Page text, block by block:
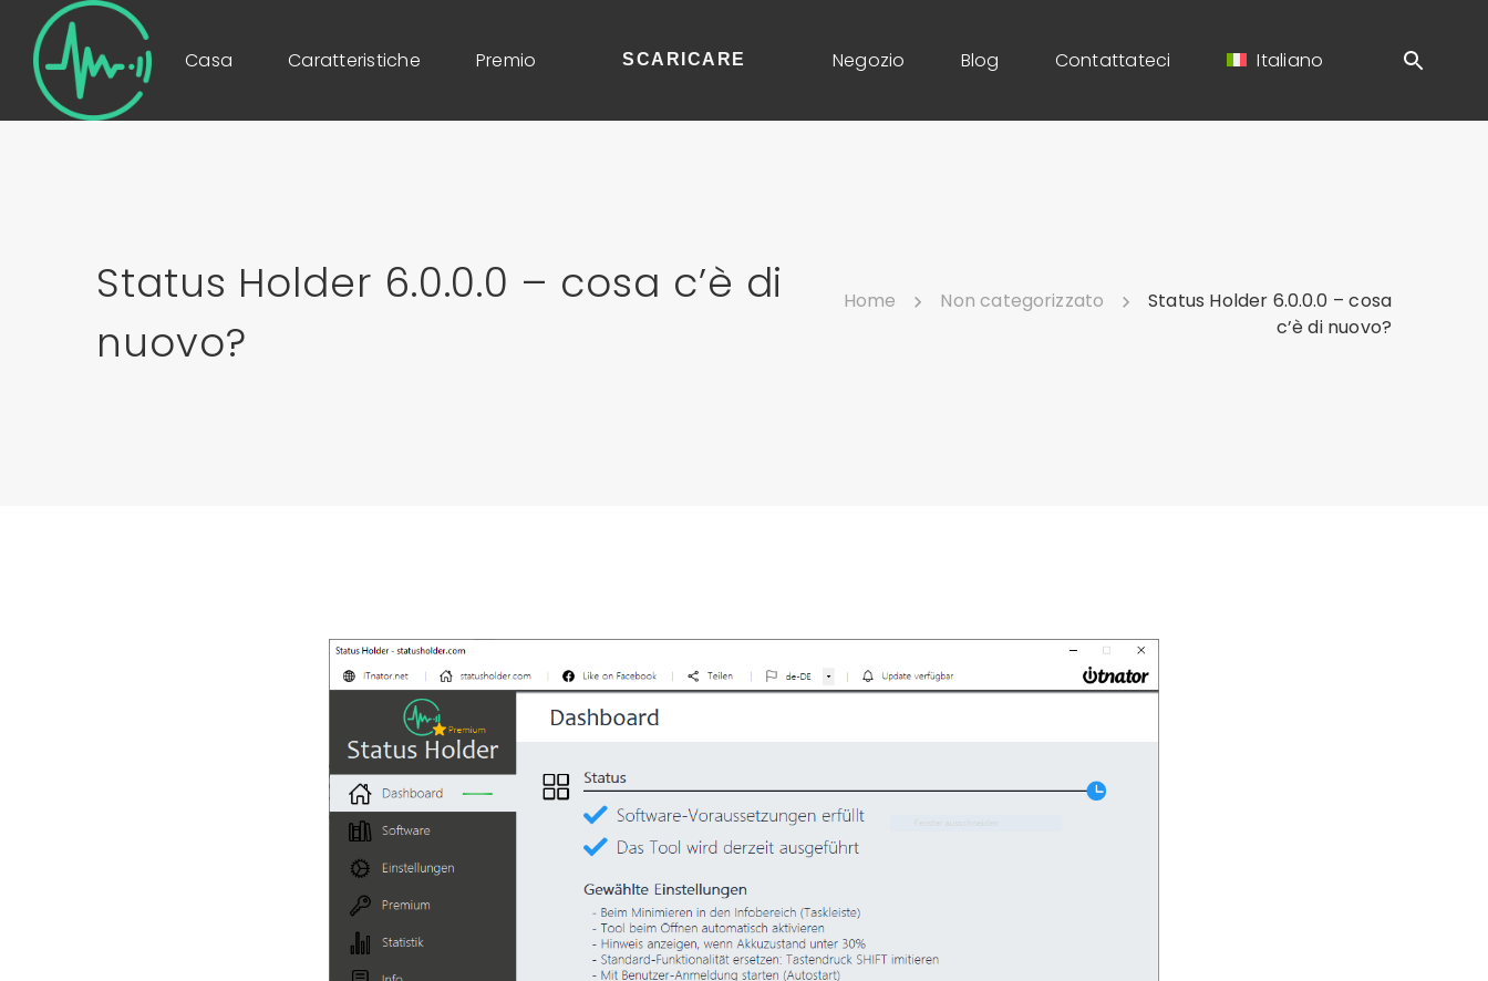
Casa Caratteristiche Premio SCARICARE Negozio Blog Contattateci Italiano
Status Holder 6.0.0.0 – cosa c’è di
nuovo?
Home Non categorizzato
Status Holder 6.0.0.0 – cosa
c’è di nuovo?